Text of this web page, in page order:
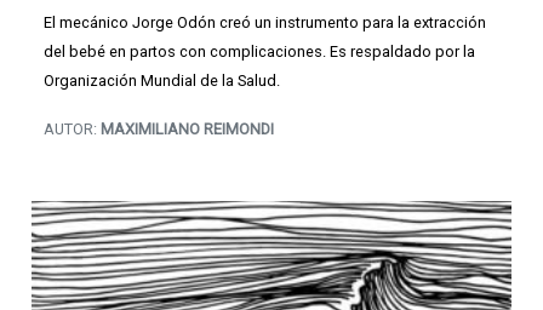
El mecánico Jorge Odón creó un instrumento para la extracción
del bebé en partos con complicaciones. Es respaldado por la
Organización Mundial de la Salud.
AUTOR: MAXIMILIANO REIMONDI